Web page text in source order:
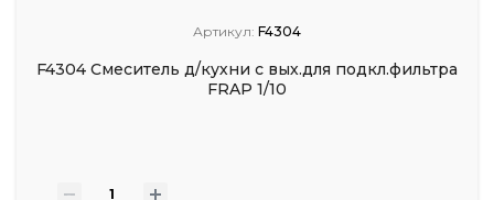
Артикул: F4304
F4304 Смеситель д/кухни с вых.для подкл.фильтра
FRAP 1/10
- +